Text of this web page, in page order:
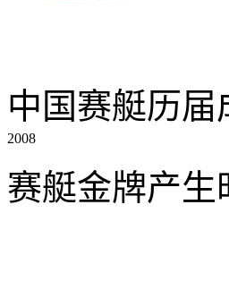
中国赛艇历届
2008
赛艇金牌产生